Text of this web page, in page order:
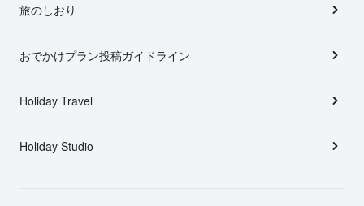
旅のしおり
おでかけプラン投稿ガイドライン
Holiday Travel
Holiday Studio